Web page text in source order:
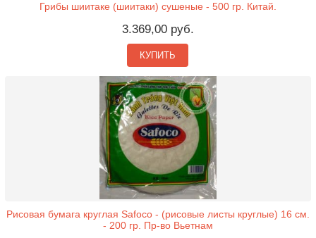
Грибы шиитаке (шиитаки) сушеные - 500 гр. Китай.
3.369,00 руб.
КУПИТЬ
Рисовая бумага круглая Safoco - (рисовые листы круглые) 16 см.
- 200 гр. Пр-во Вьетнам